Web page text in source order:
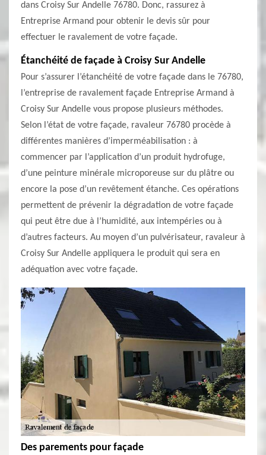
dans Croisy Sur Andelle 76780. Donc, rassurez à
Entreprise Armand pour obtenir le devis sûr pour
effectuer le ravalement de votre façade.
Étanchéité de façade à Croisy Sur Andelle
Pour s’assurer l’étanchéité de votre façade dans le 76780,
l’entreprise de ravalement façade Entreprise Armand à
Croisy Sur Andelle vous propose plusieurs méthodes.
Selon l’état de votre façade, ravaleur 76780 procède à
différentes manières d’imperméabilisation : à
commencer par l’application d’un produit hydrofuge,
d’une peinture minérale microporeuse sur du plâtre ou
encore la pose d’un revêtement étanche. Ces opérations
permettent de prévenir la dégradation de votre façade
qui peut être due à l’humidité, aux intempéries ou à
d’autres facteurs. Au moyen d’un pulvérisateur, ravaleur à
Croisy Sur Andelle appliquera le produit qui sera en
adéquation avec votre façade.
Des parements pour façade